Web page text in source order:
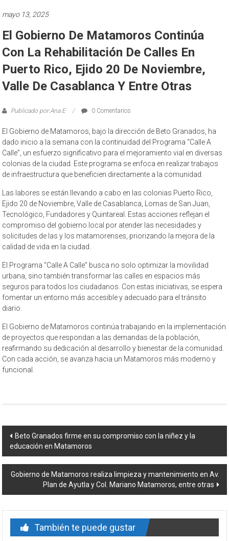
mayo 13, 2025
El Gobierno De Matamoros Continúa
Con La Rehabilitación De Calles En
Puerto Rico, Ejido 20 De Noviembre,
Valle De Casablanca Y Entre Otras
Publicado por:Ana E 0 Comentarios
El Gobierno de Matamoros, bajo la dirección de Beto Granados, ha
dado inicio a la semana con la continuidad del Programa “Calle A
Calle”, un esfuerzo significativo para el mejoramiento vial en diversas
colonias de la ciudad. Este programa se enfoca en realizar trabajos
de infraestructura que beneficien directamente a la comunidad.
Las labores se están llevando a cabo en las colonias Puerto Rico,
Ejido 20 de Noviembre, Valle de Casablanca, Lomas de San Juan,
Tecnológico, Fundadores y Quintareal. Estas acciones reflejan el
compromiso del gobierno local por atender las necesidades y
solicitudes de las y los matamorenses, priorizando la mejora de la
calidad de vida en la ciudad.
El Programa “Calle A Calle” busca no solo optimizar la movilidad
urbana, sino también transformar las calles en espacios más
seguros para todos los ciudadanos. Con estas iniciativas, se espera
fomentar un entorno más accesible y adecuado para el tránsito
diario.
El Gobierno de Matamoros continúa trabajando en la implementación
de proyectos que respondan a las demandas de la población,
reafirmando su dedicación al desarrollo y bienestar de la comunidad.
Con cada acción, se avanza hacia un Matamoros más moderno y
funcional.
Navegación
de
entrada
Beto Granados firme en su compromiso con la niñez y la
educación en Matamoros
Gobierno de Matamoros realiza limpieza y mantenimiento en Av.
Plan de Ayutla y Col. Mariano Matamoros, entre otras
También te puede gustar